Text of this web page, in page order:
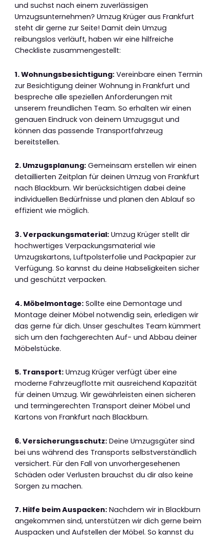
und suchst nach einem zuverlässigen
Umzugsunternehmen? Umzug Krüger aus Frankfurt
steht dir gerne zur Seite! Damit dein Umzug
reibungslos verläuft, haben wir eine hilfreiche
Checkliste zusammengestellt:
1. Wohnungsbesichtigung: Vereinbare einen Termin
zur Besichtigung deiner Wohnung in Frankfurt und
bespreche alle speziellen Anforderungen mit
unserem freundlichen Team. So erhalten wir einen
genauen Eindruck von deinem Umzugsgut und
können das passende Transportfahrzeug
bereitstellen.
2. Umzugsplanung: Gemeinsam erstellen wir einen
detaillierten Zeitplan für deinen Umzug von Frankfurt
nach Blackburn. Wir berücksichtigen dabei deine
individuellen Bedürfnisse und planen den Ablauf so
effizient wie möglich.
3. Verpackungsmaterial: Umzug Krüger stellt dir
hochwertiges Verpackungsmaterial wie
Umzugskartons, Luftpolsterfolie und Packpapier zur
Verfügung. So kannst du deine Habseligkeiten sicher
und geschützt verpacken.
4. Möbelmontage: Sollte eine Demontage und
Montage deiner Möbel notwendig sein, erledigen wir
das gerne für dich. Unser geschultes Team kümmert
sich um den fachgerechten Auf- und Abbau deiner
Möbelstücke.
5. Transport: Umzug Krüger verfügt über eine
moderne Fahrzeugflotte mit ausreichend Kapazität
für deinen Umzug. Wir gewährleisten einen sicheren
und termingerechten Transport deiner Möbel und
Kartons von Frankfurt nach Blackburn.
6. Versicherungsschutz: Deine Umzugsgüter sind
bei uns während des Transports selbstverständlich
versichert. Für den Fall von unvorhergesehenen
Schäden oder Verlusten brauchst du dir also keine
Sorgen zu machen.
7. Hilfe beim Auspacken: Nachdem wir in Blackburn
angekommen sind, unterstützen wir dich gerne beim
Auspacken und Aufstellen der Möbel. So kannst du